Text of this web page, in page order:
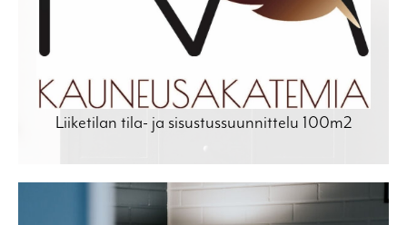
Liiketilan tila- ja sisustussuunnittelu 100m2